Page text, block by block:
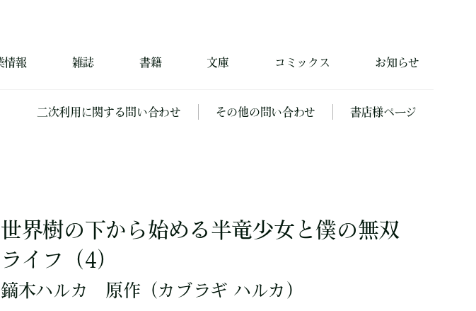
情報 雑誌 書籍 文庫 コミックス お知らせ
二次利用に関する問い合わせ その他の問い合わせ 書店様ページ
世界樹の下から始める半竜少女と僕の無双
ライフ（4）
鏑木ハルカ 原作 （カブラギ ハルカ）